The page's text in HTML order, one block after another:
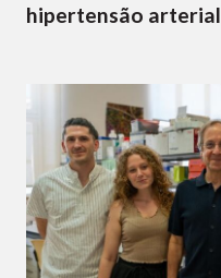
hipertensão arterial